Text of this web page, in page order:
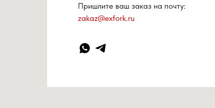
Пришлите ваш заказ на почту:
zakaz@exfork.ru